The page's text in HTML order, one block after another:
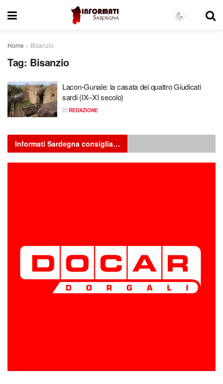
Home » Bisanzio
Tag: Bisanzio
Lacon‑Gunale: la casata dei quattro Giudicati
sardi (IX–XI secolo)
DI REDAZIONE
Informati Sardegna consiglia…